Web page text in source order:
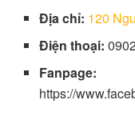
Địa chỉ: 120
Điện thoại:
Fanpage:
https://